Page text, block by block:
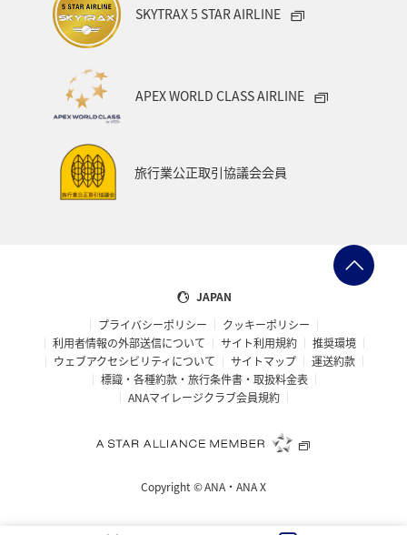
SKYTRAX 5 STAR AIRLINE
APEX WORLD CLASS AIRLINE
旅行業公正取引協議会会員
JAPAN
プライバシーポリシー
クッキーポリシー
利用者情報の外部送信について
サイト利用規約
推奨環境
ウェブアクセシビリティについて
サイトマップ
運送約款
標識・各種約款・旅行条件書・取扱料金表
ANAマイレージクラブ会員規約
Copyright ©ANA・ANA X